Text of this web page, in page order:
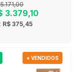
3.379,10
R$ 375,45
+ VENDIDOS